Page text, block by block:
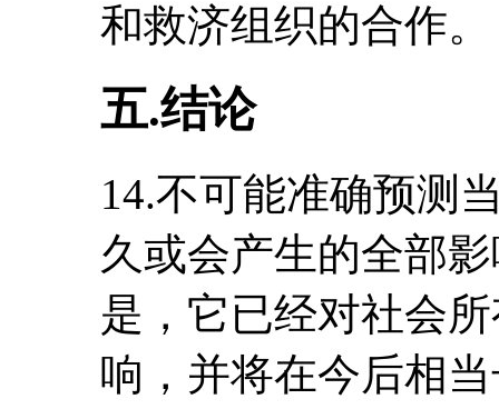
和救济组织的合作。
五.结论
14.不可能准确预测
久或会产生的全部
是，它已经对社会
响，并将在今后相